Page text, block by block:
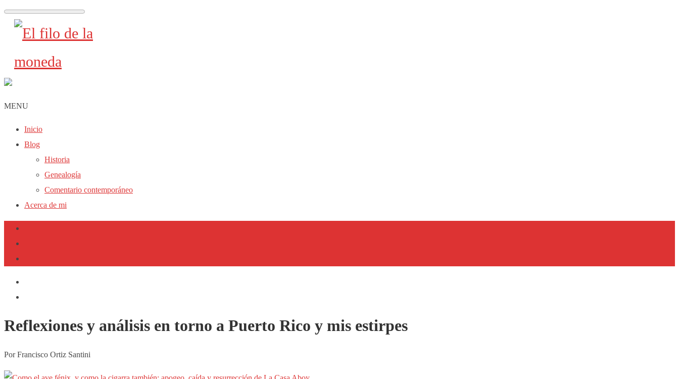
MENU
Inicio
Blog
Historia
Genealogía
Comentario contemporáneo
Acerca de mi
Reflexiones y análisis en torno a Puerto Rico y mis estirpes
Por Francisco Ortiz Santini